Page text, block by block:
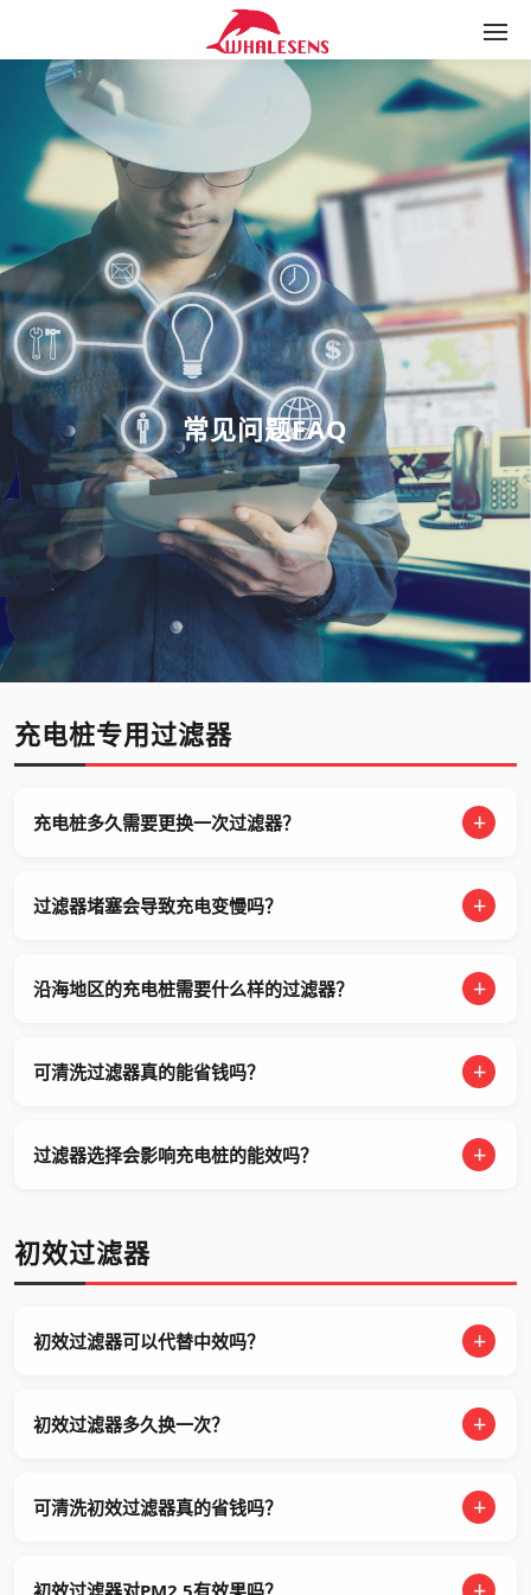
常见问题FAQ
充电桩专用过滤器
充电桩多久需要更换一次过滤器？
过滤器堵塞会导致充电变慢吗？
沿海地区的充电桩需要什么样的过滤器？
可清洗过滤器真的能省钱吗？
过滤器选择会影响充电桩的能效吗？
初效过滤器
初效过滤器可以代替中效吗？
初效过滤器多久换一次？
可清洗初效过滤器真的省钱吗？
初效过滤器对PM2.5有效果吗？